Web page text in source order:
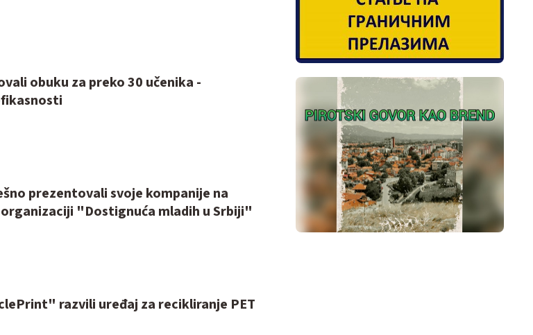
obuku za preko 30 učenika -
prezentovali svoje kompanije na
"Dostignuća mladih u Srbiji"
razvili uređaj za recikliranje PET